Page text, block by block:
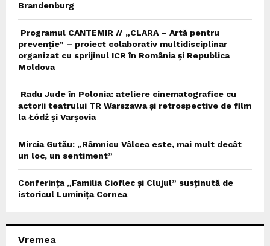
Brandenburg
Programul CANTEMIR // „CLARA – Artă pentru
prevenție” – proiect colaborativ multidisciplinar
organizat cu sprijinul ICR în România și Republica
Moldova
Radu Jude în Polonia: ateliere cinematografice cu
actorii teatrului TR Warszawa și retrospective de film
la Łódź și Varșovia
Mircia Gutău: „Râmnicu Vâlcea este, mai mult decât
un loc, un sentiment”
Conferința „Familia Cioflec și Clujul” susținută de
istoricul Luminița Cornea
Vremea